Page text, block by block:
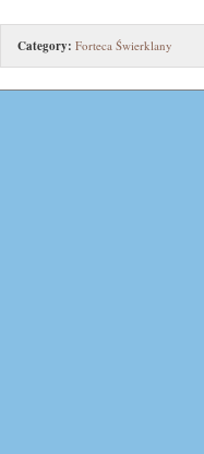
Category: Forteca Świerklany